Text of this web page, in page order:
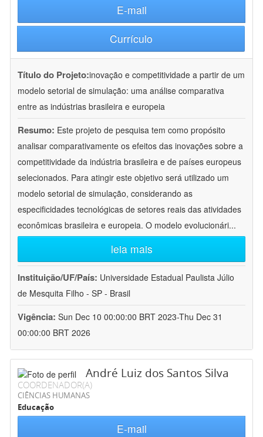
E-mail
Currículo
Título do Projeto:inovação e competitividade a partir de um
modelo setorial de simulação: uma análise comparativa
entre as indústrias brasileira e europeia
Resumo: Este projeto de pesquisa tem como propósito
analisar comparativamente os efeitos das inovações sobre a
competitividade da indústria brasileira e de países europeus
selecionados. Para atingir este objetivo será utilizado um
modelo setorial de simulação, considerando as
especificidades tecnológicas de setores reais das atividades
econômicas brasileira e europeia. O modelo evolucionári...
leia mais
Instituição/UF/País: Universidade Estadual Paulista Júlio
de Mesquita Filho - SP - Brasil
Vigência: Sun Dec 10 00:00:00 BRT 2023-Thu Dec 31
00:00:00 BRT 2026
André Luiz dos Santos Silva
COORDENADOR(A)
CIÊNCIAS HUMANAS
Educação
E-mail